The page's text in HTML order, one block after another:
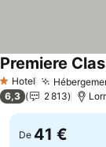
1 Étoiles
Hotel
Premiere
6,3 2 813
De 41 €